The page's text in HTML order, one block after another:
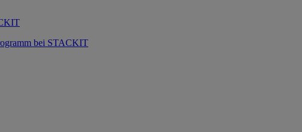
bei STACKIT